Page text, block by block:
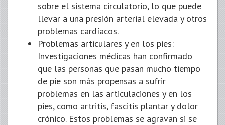
sobre el sistema circulatorio, lo que puede
llevar a una presión arterial elevada y otros
problemas cardíacos.
Problemas articulares y en los pies:
Investigaciones médicas han confirmado
que las personas que pasan mucho tiempo
de pie son más propensas a sufrir
problemas en las articulaciones y en los
pies, como artritis, fascitis plantar y dolor
crónico. Estos problemas se agravan si se